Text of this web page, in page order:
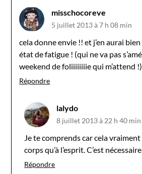
misschocoreve
5 juillet 2013 à 7 h 08 min
cela donne envie !! et j’en aurai
état de fatigue ! (qui ne va pas
weekend de foliiiiiiiie qui m’attend !)
Répondre
lalydo
8 juillet 2013 à 22 h 40 min
Je te comprends car cela
corps qu’à l’esprit. C’est
Répondre